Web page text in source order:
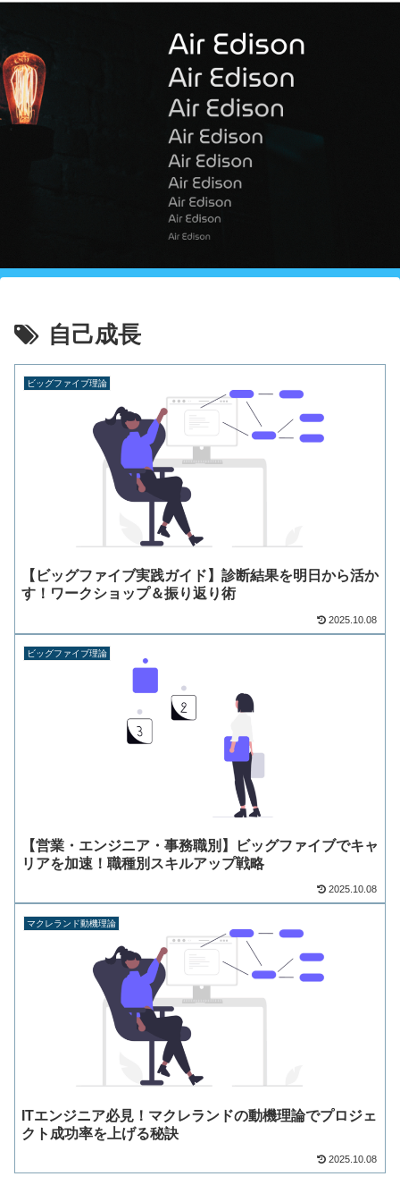
自己成長
ビッグファイブ理論
【ビッグファイブ実践ガイド】診断結果を明日から活か
す！ワークショップ＆振り返り術
2025.10.08
ビッグファイブ理論
【営業・エンジニア・事務職別】ビッグファイブでキャ
リアを加速！職種別スキルアップ戦略
2025.10.08
マクレランド動機理論
ITエンジニア必見！マクレランドの動機理論でプロジェ
クト成功率を上げる秘訣
2025.10.08